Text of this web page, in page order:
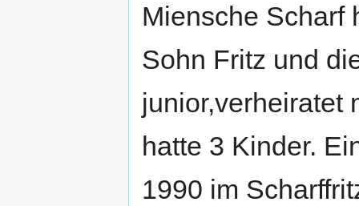
Miensche Scharf
Sohn Fritz und
junior,verheiratet
hatte 3 Kinder.
1990 im